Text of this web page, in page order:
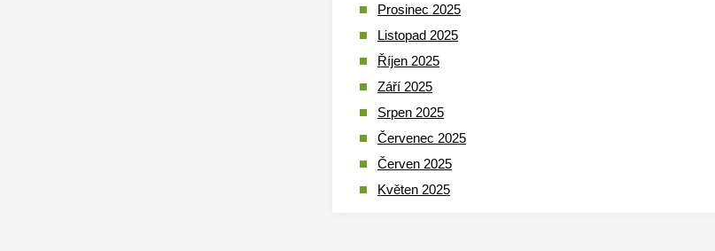
Prosinec 2025
Listopad 2025
Říjen 2025
Září 2025
Srpen 2025
Červenec 2025
Červen 2025
Květen 2025